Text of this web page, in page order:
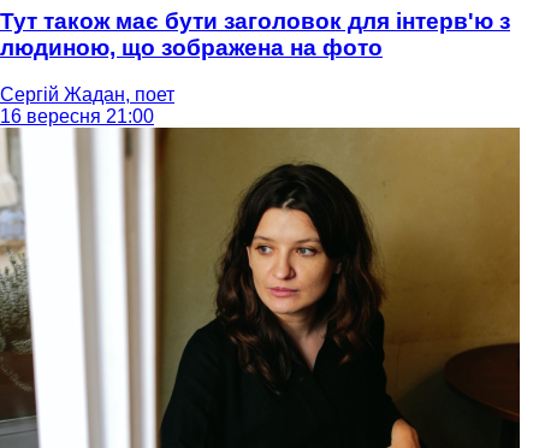
Тут також має бути заголовок для інтерв'ю з
людиною, що зображена на фото
Сергій Жадан, поет
16 вересня 21:00